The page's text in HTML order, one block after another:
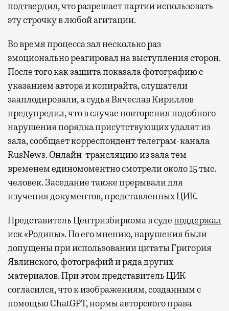
подтвердил, что разрешает партии использовать
эту строчку в любой агитации.
Во время процесса зал несколько раз
эмоционально реагировал на выступления сторон.
После того как защита показала фотографию с
указанием автора и копирайта, слушатели
зааплодировали, а судья Вячеслав Кириллов
предупредил, что в случае повторения подобного
нарушения порядка присутствующих удалят из
зала, сообщает корреспондент телеграм-канала
RusNews. Онлайн-трансляцию из зала тем
временем единомоментно смотрели около 15 тыс.
человек. Заседание также прерывали для
изучения документов, представленных ЦИК.
Представитель Центризбиркома в судеподдержал
иск «Родины». По его мнению, нарушения были
допущены при использовании цитаты Григория
Явлинского, фотографий и ряда других
материалов. При этом представитель ЦИК
согласился, что к изображениям, созданным с
помощью ChatGPT, нормы авторского права